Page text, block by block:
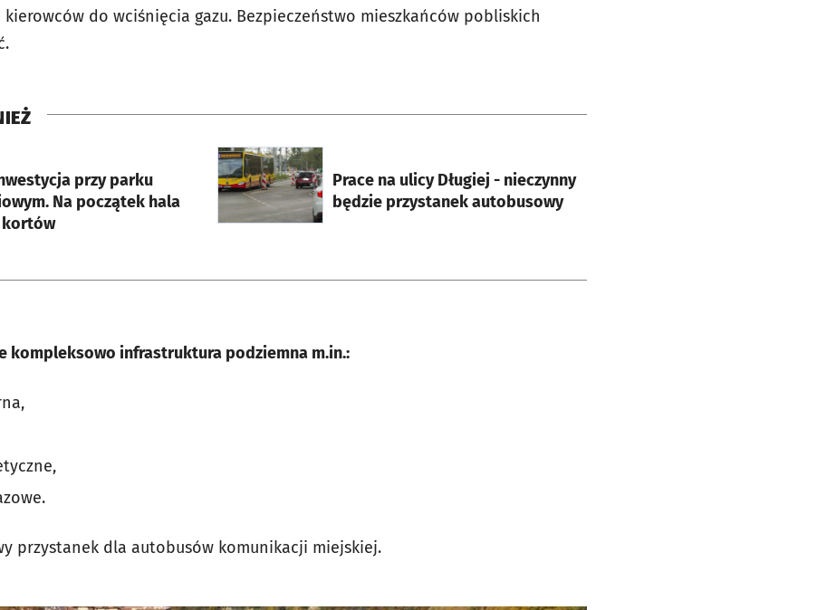
do wciśnięcia gazu. Bezpieczeństwo mieszkańców pobliskich
przy parku
Na początek hala
kortów
Prace na ulicy Długiej - nieczynny
będzie przystanek autobusowy
otworzy się w nowej karcie
kompleksowo infrastruktura podziemna m.in.:
przystanek dla autobusów komunikacji miejskiej.